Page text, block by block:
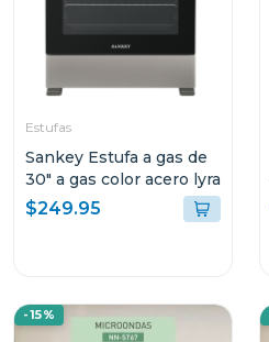
Estufas
Sankey Estufa a gas de
30" a gas color acero lyra
$249.95
-15%